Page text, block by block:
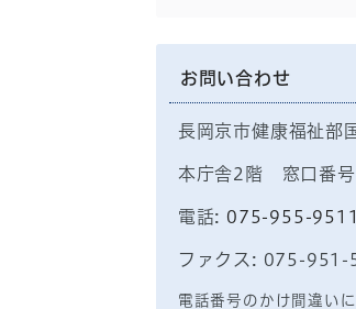
お問い合わせ
長岡京市健康福祉部
本庁舎2階 窓口番
電話: 075-955-9511
ファクス: 075-951-
電話番号のかけ間違い